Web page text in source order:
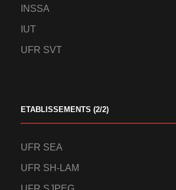
INSSA
IUT
UFR SVT
ETABLISSEMENTS (2/2)
UFR SEA
UFR SH-LAM